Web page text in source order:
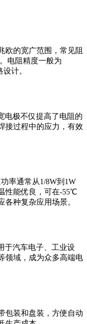
欧的宽广范围，常见阻
电阻精度一般为
计。
电极不仅提高了电阻的
接过程中的应力，有效
率通常从1/8W到1W
性能优良，可在-55℃
种复杂应用场景。
于汽车电子、工业设
领域，成为众多高端电
包装和盘装，方便自动